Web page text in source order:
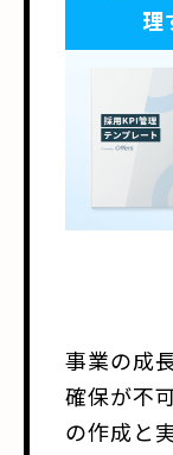
理
事業の成
確保が不
の作成と